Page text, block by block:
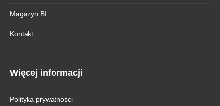
Magazyn BI
Kontakt
Więcej informacji
Polityka prywatności